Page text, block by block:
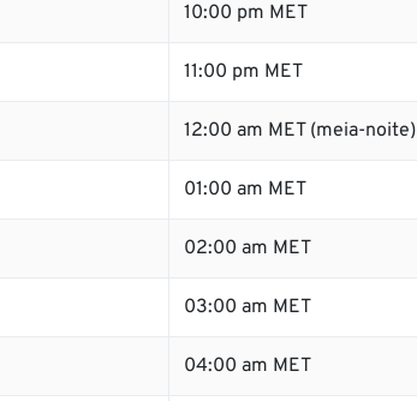
10:00 pm MET
11:00 pm MET
12:00 am MET (meia-noite)
01:00 am MET
02:00 am MET
03:00 am MET
04:00 am MET